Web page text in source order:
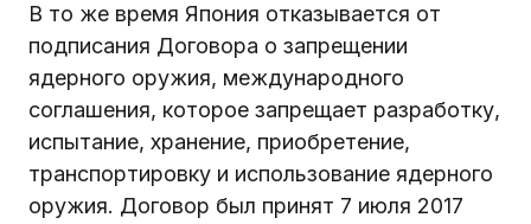
В то же время Япония отказывается от
подписания Договора о запрещении
ядерного оружия, международного
соглашения, которое запрещает разработку,
испытание, хранение, приобретение,
транспортировку и использование ядерного
оружия. Договор был принят 7 июля 2017